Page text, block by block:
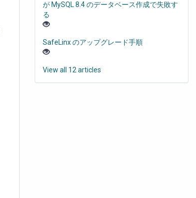
が MySQL 8.4 のデータベース作成で失敗す
る
SafeLinx のアップグレード手順
View all 12 articles